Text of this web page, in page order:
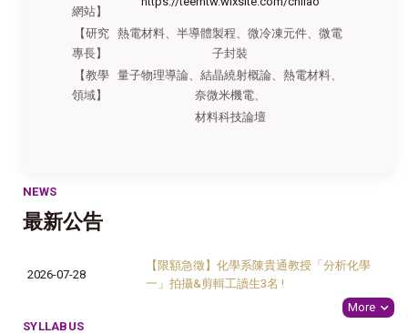
網站】
【研究
專長】
熱電材料、半導體製程、微冷凍元件、微電
子封裝
【教學
領域】
量子物理導論、結晶繞射概論、熱電材料、
奈微米機電、
材料科技論壇
NEWS
最新公告
2026-07-28
【限額急徵】化學系陳貴通教授「分析化學
一」拍攝&剪輯工讀生3名 !
More
SYLLABUS